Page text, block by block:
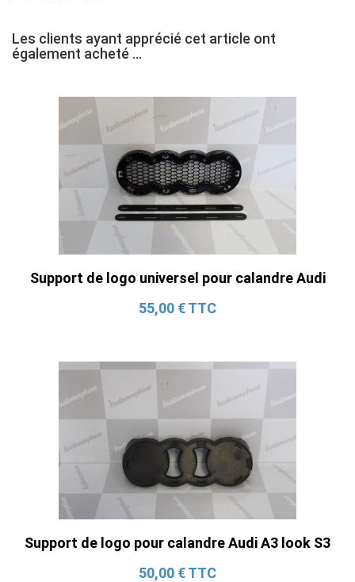
Les clients ayant apprécié cet article ont
également acheté ...
Support de logo universel pour calandre Audi
55,00 € TTC
Support de logo pour calandre Audi A3 look S3
50,00 € TTC